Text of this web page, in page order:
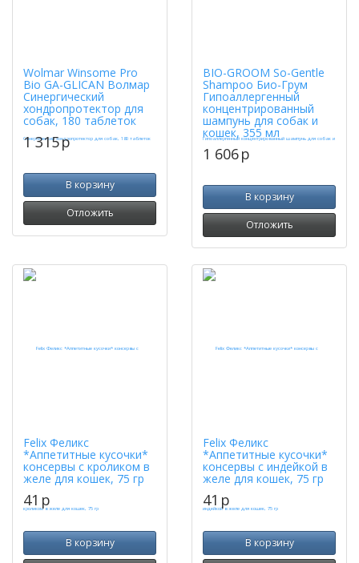
Wolmar Winsome Pro
Bio GA-GLICAN Волмар
Синергический
хондропротектор для
собак, 180 таблеток
1 315p
В корзину
Отложить
BIO-GROOM So-Gentle
Shampoo Био-Грум
Гипоаллергенный
концентрированный
шампунь для собак и
кошек, 355 мл
1 606p
В корзину
Отложить
Felix Феликс
*Аппетитные кусочки*
консервы с кроликом в
желе для кошек, 75 гр
41 p
В корзину
Felix Феликс
*Аппетитные кусочки*
консервы с индейкой в
желе для кошек, 75 гр
41 p
В корзину